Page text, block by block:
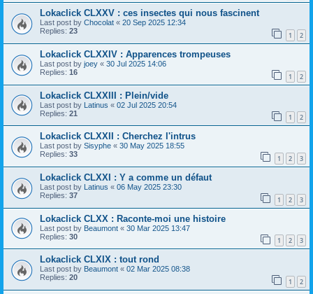
Lokaclick CLXXV : ces insectes qui nous fascinent
Last post by Chocolat « 20 Sep 2025 12:34
Replies: 23 1 2
Lokaclick CLXXIV : Apparences trompeuses
Last post by joey « 30 Jul 2025 14:06
Replies: 16 1 2
Lokaclick CLXXIII : Plein/vide
Last post by Latinus « 02 Jul 2025 20:54
Replies: 21 1 2
Lokaclick CLXXII : Cherchez l'intrus
Last post by Sisyphe « 30 May 2025 18:55
Replies: 33 1 2 3
Lokaclick CLXXI : Y a comme un défaut
Last post by Latinus « 06 May 2025 23:30
Replies: 37 1 2 3
Lokaclick CLXX : Raconte-moi une histoire
Last post by Beaumont « 30 Mar 2025 13:47
Replies: 30 1 2 3
Lokaclick CLXIX : tout rond
Last post by Beaumont « 02 Mar 2025 08:38
Replies: 20 1 2